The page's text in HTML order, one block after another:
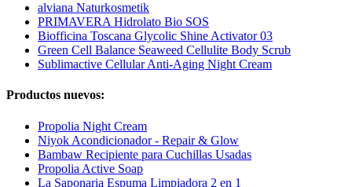
alviana Naturkosmetik
PRIMAVERA Hidrolato Bio SOS
Biofficina Toscana Glycolic Shine Activator 03
Green Cell Balance Seaweed Cellulite Body Scrub
Sublimactive Cellular Anti-Aging Night Cream
Productos nuevos:
Propolia Night Cream
Niyok Acondicionador - Repair & Glow
Bambaw Recipiente para Cuchillas Usadas
Propolia Active Soap
La Saponaria Espuma Limpiadora 2 en 1